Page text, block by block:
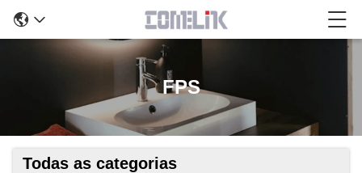
FPS
Todas as categorias